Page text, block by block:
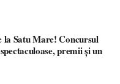
premii și un